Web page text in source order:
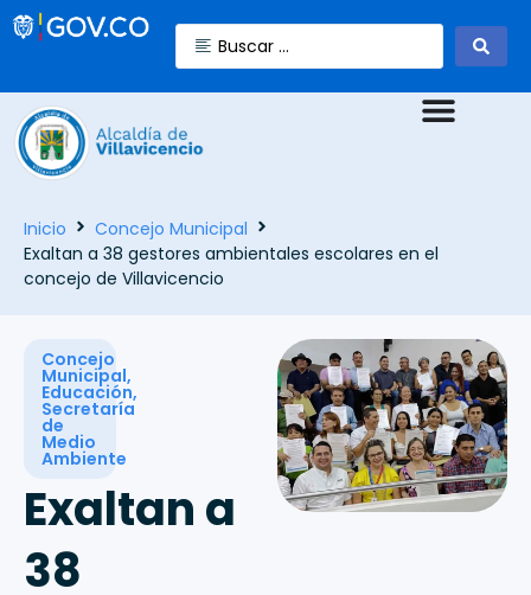
Inicio
Concejo Municipal
Exaltan a 38 gestores ambientales escolares en el
concejo de Villavicencio
Concejo
Municipal,
Educación,
Secretaría
de
Medio
Ambiente
Exaltan a
38